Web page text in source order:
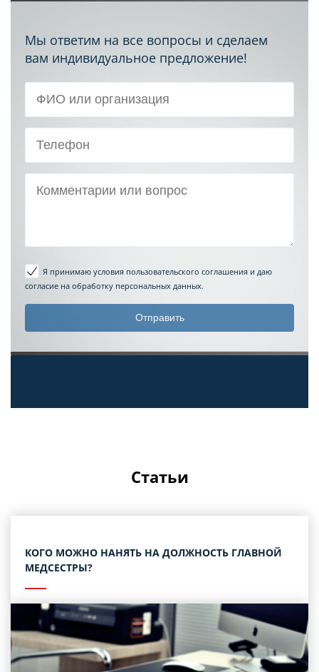
Мы ответим на все вопросы и сделаем
вам индивидуальное предложение!
Я принимаю условия пользовательского соглашения и даю
согласие на обработку персональных данных.
Статьи
КОГО МОЖНО НАНЯТЬ НА ДОЛЖНОСТЬ ГЛАВНОЙ
МЕДСЕСТРЫ?